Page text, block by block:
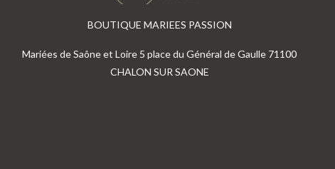
BOUTIQUE MARIEES PASSION
Mariées de Saône et Loire 5 place du Général de Gaulle 71100
CHALON SUR SAONE